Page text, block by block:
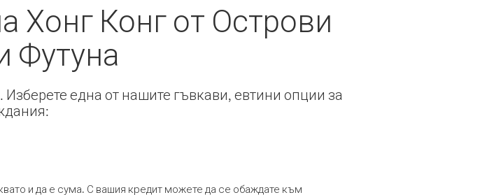
Хонг Конг от Острови
Футуна
една от нашите гъвкави, евтини опции за
и да е сума. С вашия кредит можете да се обаждате към